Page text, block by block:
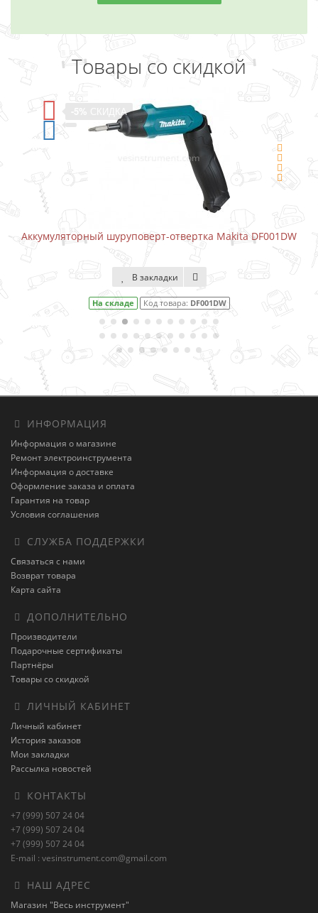
Товары со скидкой
СКИДКА
Аккумуляторный шуруповерт-отвертка Makita DF001DW
В закладки
На складе Код товара: DF001DW
ИНФОРМАЦИЯ
Информация о магазине
Ремонт электроинструмента
Информация о доставке
Оформление заказа и оплата
Гарантия на товар
Условия соглашения
СЛУЖБА ПОДДЕРЖКИ
Связаться с нами
Возврат товара
Карта сайта
ДОПОЛНИТЕЛЬНО
Производители
Подарочные сертификаты
Партнёры
Товары со скидкой
ЛИЧНЫЙ КАБИНЕТ
Личный кабинет
История заказов
Мои закладки
Рассылка новостей
КОНТАКТЫ
+7 (999) 507 24 04
+7 (999) 507 24 04
+7 (999) 507 24 04
E-mail : vesinstrument.com@gmail.com
НАШ АДРЕС
Магазин "Весь инструмент"